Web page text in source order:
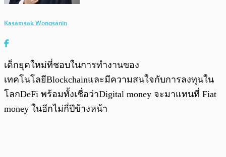
Kasamsak Wongsanin
เด็กยุคใหม่ที่ชอบในการทำงานของ
เทคโนโลยีBlockchainและมีความสนใจกับการลงทุนใน
โลกDeFi พร้อมทั้งเชื่อว่าDigital money จะมาแทนที่ Fiat
money ในอีกไม่กี่ปีข้างหน้า